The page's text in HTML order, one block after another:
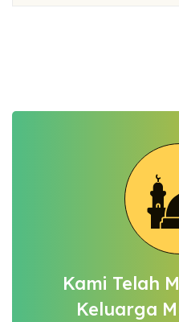
Kami Telah
Keluarga